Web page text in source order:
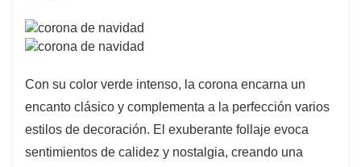
Con su color verde intenso, la corona encarna un
encanto clásico y complementa a la perfección varios
estilos de decoración. El exuberante follaje evoca
sentimientos de calidez y nostalgia, creando una